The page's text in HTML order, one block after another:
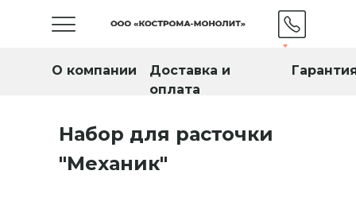
О компании
Доставка и
оплата
Набор для расточки
"Механик"